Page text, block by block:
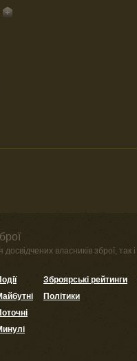
власників зброї, так і
Зброярські рейтинги
Політики